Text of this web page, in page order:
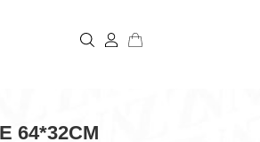
64*32CM